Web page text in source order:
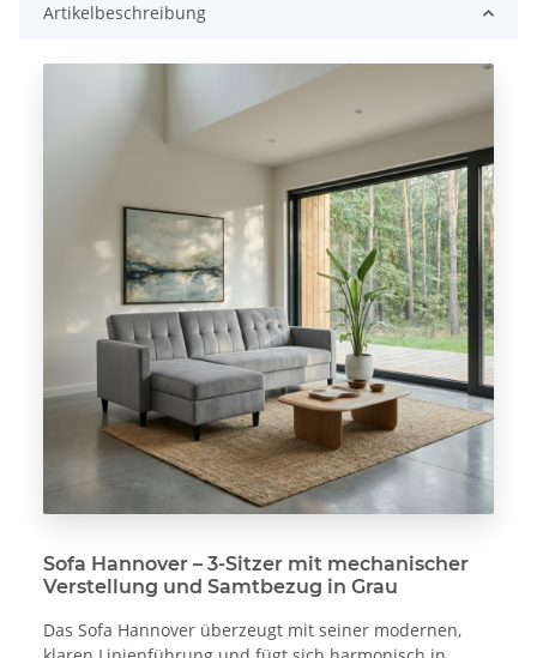
Artikelbeschreibung
Sofa Hannover – 3-Sitzer mit mechanischer
Verstellung und Samtbezug in Grau
Das Sofa Hannover überzeugt mit seiner modernen,